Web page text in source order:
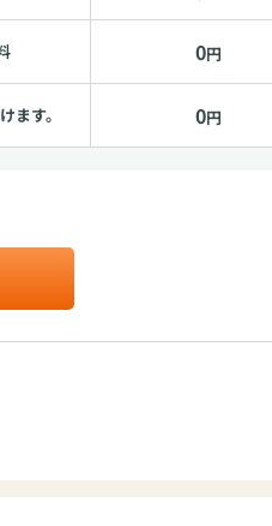
0円
ます。 0円